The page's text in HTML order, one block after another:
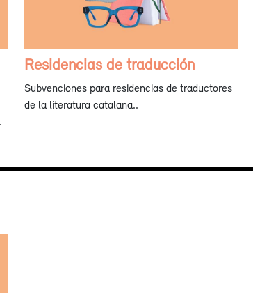
Residencias de traducción
Subvenciones para residencias de traductores
de la literatura catalana..